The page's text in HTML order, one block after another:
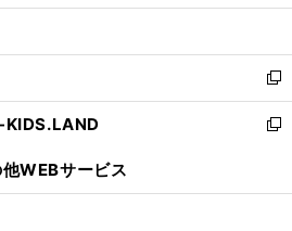
開
ウ
開
く
ン
ウ
で
開
く
ウ
ン
ド
ウ
で
し
ウ
ィ
ン
ド
開
新
し
い
ン
KIDS.LAND
新
ウ
WEBサービス